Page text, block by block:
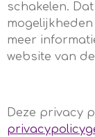
schakelen.
meer
website van
Deze privacy